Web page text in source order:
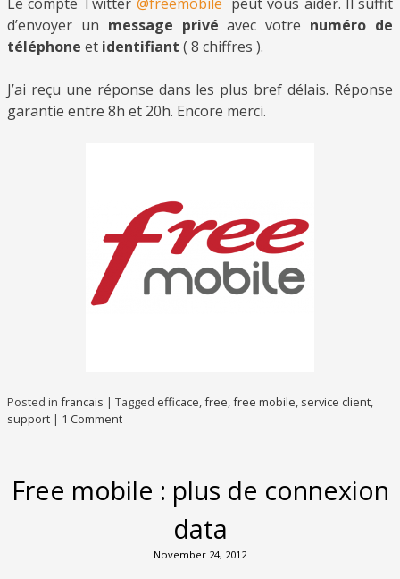
d’envoyer un message privé avec votre numéro de
téléphone et identifiant ( 8 chiffres ).
J’ai reçu une réponse dans les plus bref délais. Réponse
garantie entre 8h et 20h. Encore merci.
Posted in francais | Tagged efficace,free,free mobile, service client,
support | 1 Comment
Free mobile : plus de connexion
data
November 24, 2012